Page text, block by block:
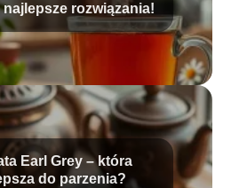
rozwiązania!
Earl Grey – która
do parzenia?